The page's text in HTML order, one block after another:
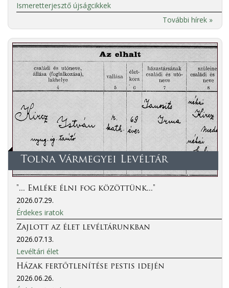
Ismeretterjesztő újságcikkek
További hírek »
Tolna Vármegyei Levéltár
"... Emléke élni fog közöttünk..."
2026.07.29.
Érdekes iratok
Zajlott az élet levéltárunkban
2026.07.13.
Levéltári élet
Házak fertőtlenítése pestis idején
2026.06.26.